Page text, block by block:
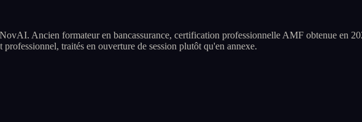
Ancien formateur en bancassurance, certification professionnelle AMF obtenue en
traités en ouverture de session plutôt qu'en annexe.